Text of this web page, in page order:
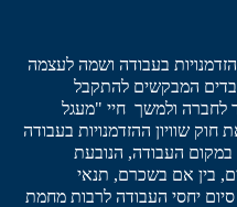
בעבודה ושמה לעצמה
המבקשים להתקבל
לחברה ולמשך חיי "מעגל
שוויון ההזדמנויות בעבודה
במקום העבודה, הנובעת
בין אם בשכרם, תנאי
יחסי העבודה לרבות מחמת